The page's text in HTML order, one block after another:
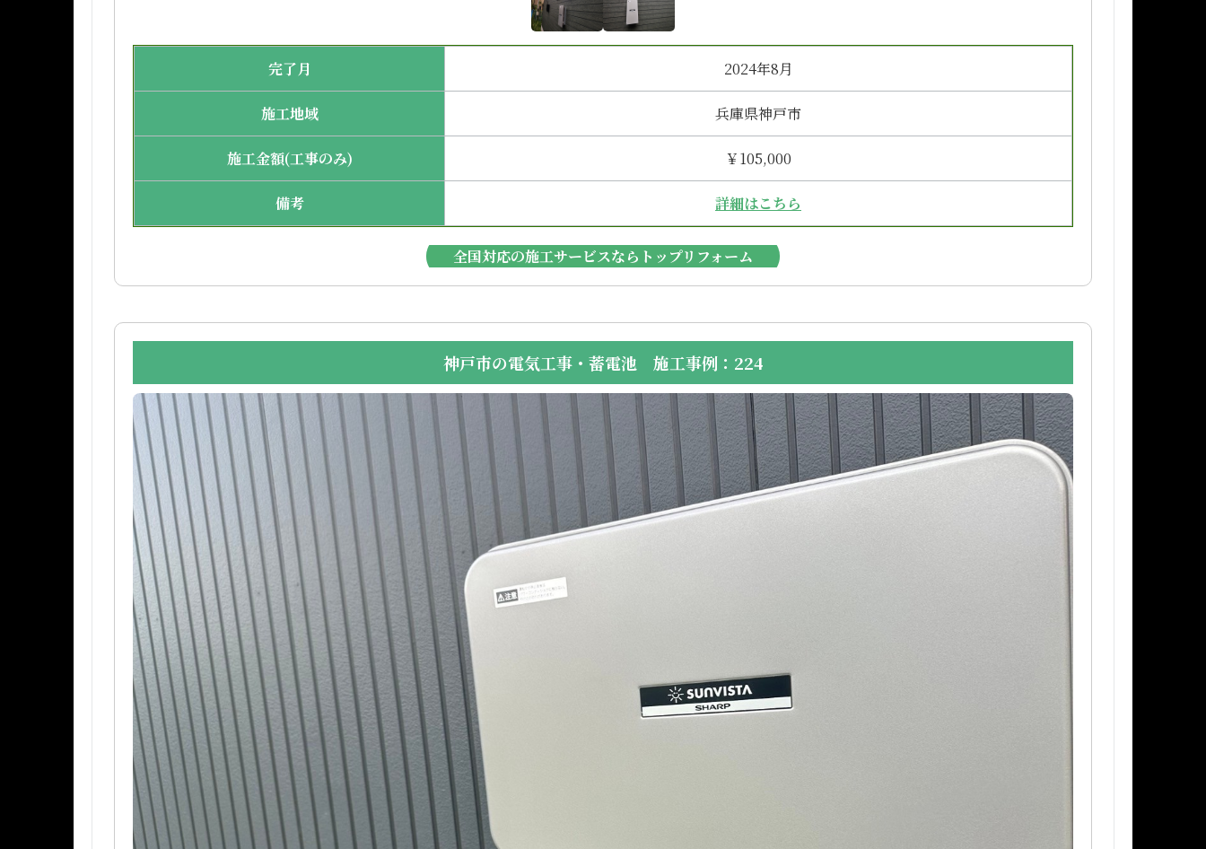
完了月 2024年8月
施工地域 兵庫県神戸市
施工金額(工事のみ) ￥105,000
備考 詳細はこちら
全国対応の施工サービスならトップリフォーム
神戸市の電気工事・蓄電池 施工事例：224